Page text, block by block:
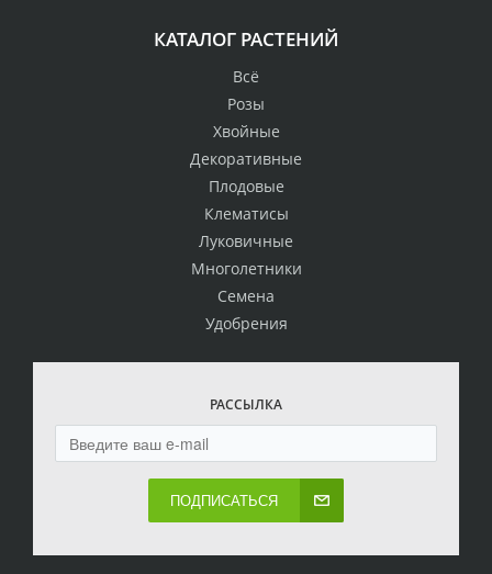
КАТАЛОГ РАСТЕНИЙ
Всё
Розы
Хвойные
Декоративные
Плодовые
Клематисы
Луковичные
Многолетники
Семена
Удобрения
РАССЫЛКА
ПОДПИСАТЬСЯ